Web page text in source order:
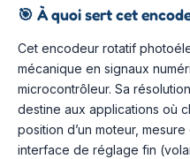
🎯 À quoi sert cet
Cet encodeur rotatif
mécanique en signaux
microcontrôleur. Sa
destine aux applications où
position d’un moteur,
interface de réglage fin